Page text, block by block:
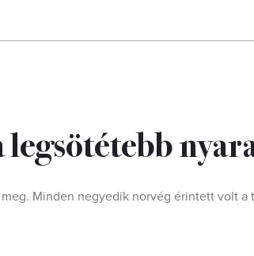
Minden negyedik norvég érintett volt a